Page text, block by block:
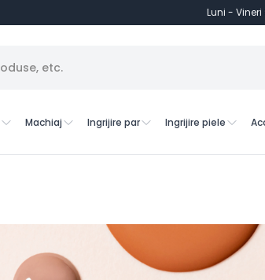
Luni - Vineri
Machiaj Ingrijire par Ingrijire piele